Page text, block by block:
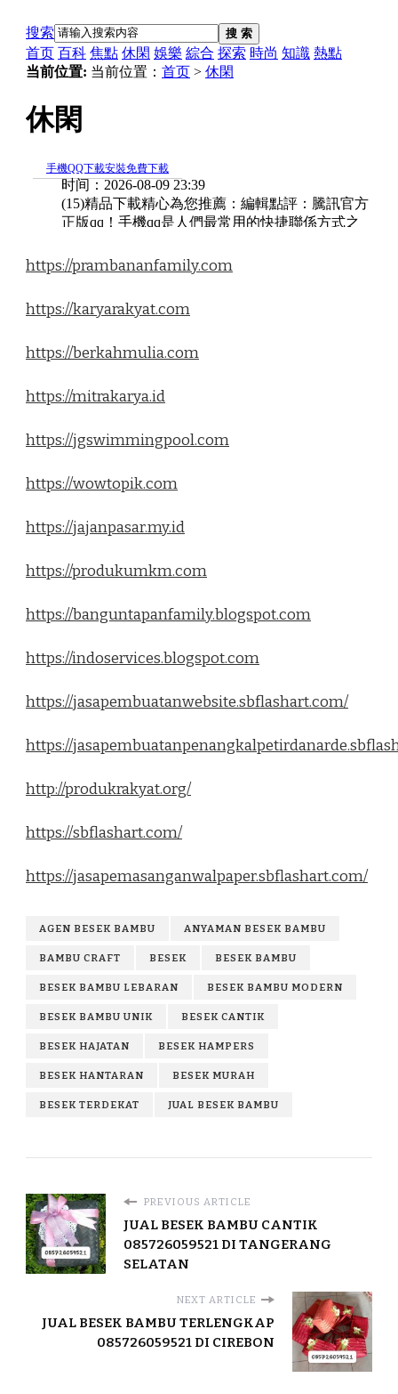
https://prambananfamily.com
https://karyarakyat.com
https://berkahmulia.com
https://mitrakarya.id
https://jgswimmingpool.com
https://wowtopik.com
https://jajanpasar.my.id
https://produkumkm.com
https://banguntapanfamily.blogspot.com
https://indoservices.blogspot.com
https://jasapembuatanwebsite.sbflashart.com/
https://
http://produkrakyat.org/
https://sbflashart.com/
https://jasapemasanganwalpaper.sbflashart.com/
AGEN BESEK BAMBU ANYAMAN BESEK BAMBU
BAMBU CRAFT BESEK BESEK BAMBU
BESEK BAMBU LEBARAN BESEK BAMBU MODERN
BESEK BAMBU UNIK BESEK CANTIK
BESEK HAJATAN BESEK HAMPERS
BESEK HANTARAN BESEK MURAH
BESEK TERDEKAT JUAL BESEK BAMBU
PREVIOUS ARTICLE
JUAL BESEK BAMBU CANTIK
085726059521 DI TANGERANG
SELATAN
NEXT ARTICLE
JUAL BESEK BAMBU TERLENGKAP
085726059521 DI CIREBON